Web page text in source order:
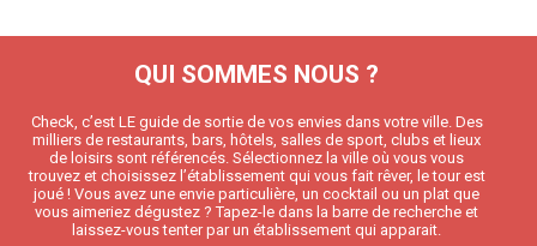
QUI SOMMES NOUS ?
Check, c’est LE guide de sortie de vos envies dans votre ville. Des
milliers de restaurants, bars, hôtels, salles de sport, clubs et lieux
de loisirs sont référencés. Sélectionnez la ville où vous vous
trouvez et choisissez l’établissement qui vous fait rêver, le tour est
joué ! Vous avez une envie particulière, un cocktail ou un plat que
vous aimeriez dégustez ? Tapez-le dans la barre de recherche et
laissez-vous tenter par un établissement qui apparait.